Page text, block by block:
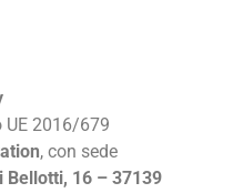
UE 2016/679
, con sede
Bellotti, 16 – 37139